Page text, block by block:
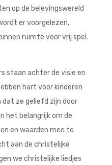
op de belevingswereld
er voorgelezen,
ruimte voor vrij spel.
staan achter de visie en
hart voor kinderen
dat ze geliefd zijn door
het belangrijk om de
en waarden mee te
aan de christelijke
we christelijke liedjes